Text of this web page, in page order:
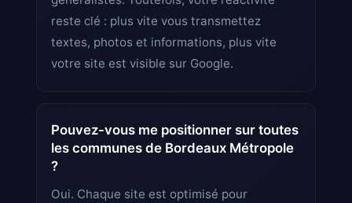
reste clé : plus vite vous transmettez
textes, photos et informations, plus vite
votre site est visible sur Google.
Pouvez-vous me positionner sur toutes
les communes de Bordeaux Métropole
?
Oui. Chaque site est optimisé pour